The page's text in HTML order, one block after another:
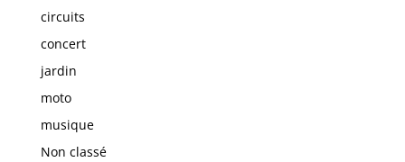
circuits
concert
jardin
moto
musique
Non classé